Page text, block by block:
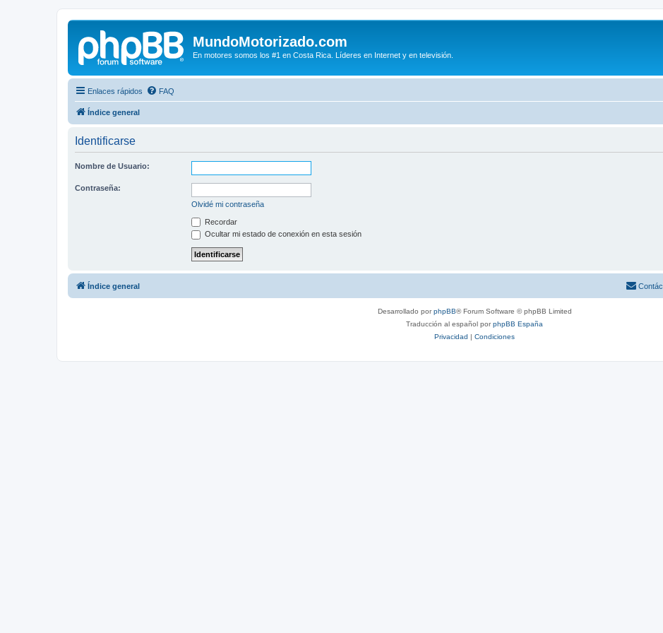
MundoMotorizado.com
En motores somos los #1 en Costa Rica. Líderes en Internet y en televisión.
Enlaces rápidos FAQ
Índice general
Identificarse
Nombre de Usuario:
Contraseña:
Olvidé mi contraseña
Recordar
Ocultar mi estado de conexión en esta sesión
Índice general
Desarrollado porphpBB® Forum Software © phpBB Limited
Traducción al español porphpBB España
Privacidad | Condiciones